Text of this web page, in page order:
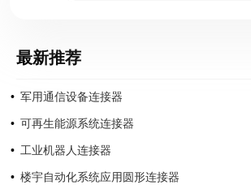
最新推荐
军用通信设备连接器
可再生能源系统连接器
工业机器人连接器
楼宇自动化系统应用圆形连接器